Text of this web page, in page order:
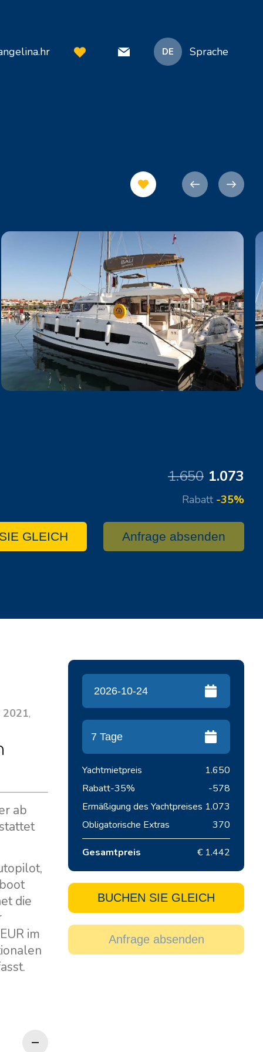
DE Sprache
1.650 1.073
Rabatt -35%
GLEICH Anfrage absenden
2021,
ab
die
im
Yachtmietpreis
1.650
Rabatt-35%
-578
Ermäßigung des Yachtpreises 1.073
Obligatorische Extras
370
Gesamtpreis € 1.442
BUCHEN SIE GLEICH
Anfrage absenden